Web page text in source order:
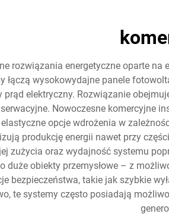
rozwiązania energetyczne oparte
łączą wysokowydajne panele
prąd elektryczny. Rozwiązanie
Nowoczesne komercyjne
opcje wdrożenia w
produkcję energii nawet przy
zużycia oraz wydajność systemu
duże obiekty przemysłowe – z
bezpieczeństwa, takie jak szybkie
te systemy często posiadają